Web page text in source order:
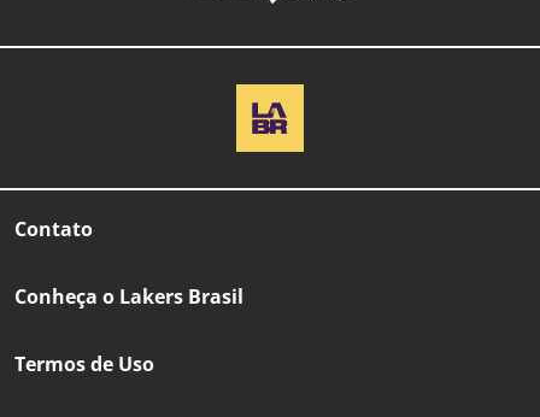
Contato
Conheça o Lakers Brasil
Termos de Uso